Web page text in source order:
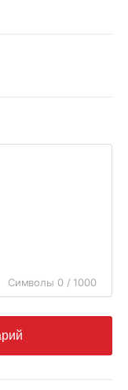
Символы 0 / 1000